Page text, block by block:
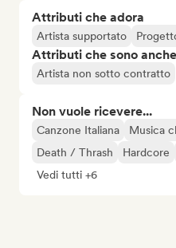
Attributi che adora
Artista supportato
Attributi che sono
Artista non sotto contratto
Non vuole ricevere...
Canzone Italiana Musica
Death / Thrash
Hardcore
Vedi tutti +6